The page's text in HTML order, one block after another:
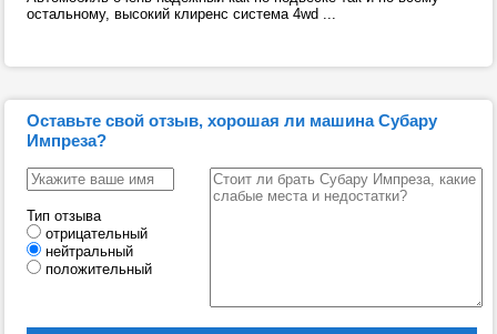
остальному, высокий клиренс система 4wd ...
Оставьте свой отзыв, хорошая ли машина Субару
Импреза?
Тип отзыва
отрицательный
нейтральный
положительный